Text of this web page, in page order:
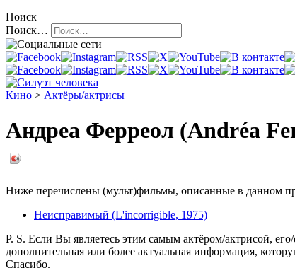
Поиск
Поиск…
Кино > Актёры/актрисы
Андреа Ферреол (Andréa
Ниже перечислены (мульт)фильмы, описанные в данном
Неисправимый (L'incorrigible, 1975)
P. S. Если Вы являетесь этим самым актёром/актрисой,
дополнительная или более актуальная информация,
Спасибо.